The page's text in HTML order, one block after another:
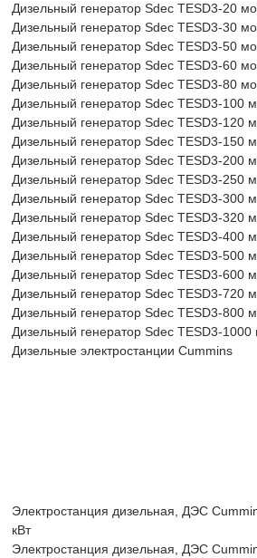
Дизельный генератор Sdec TESD3-20
Дизельный генератор Sdec TESD3-30
Дизельный генератор Sdec TESD3-50
Дизельный генератор Sdec TESD3-60
Дизельный генератор Sdec TESD3-80
Дизельный генератор Sdec TESD3-100
Дизельный генератор Sdec TESD3-120
Дизельный генератор Sdec TESD3-150
Дизельный генератор Sdec TESD3-200
Дизельный генератор Sdec TESD3-250
Дизельный генератор Sdec TESD3-300
Дизельный генератор Sdec TESD3-320
Дизельный генератор Sdec TESD3-400
Дизельный генератор Sdec TESD3-500
Дизельный генератор Sdec TESD3-600
Дизельный генератор Sdec TESD3-720
Дизельный генератор Sdec TESD3-800
Дизельный генератор Sdec TESD3-
Дизельные электростанции Cummins
Электростанция дизельная, ДЭС
кВт
Электростанция дизельная, ДЭС